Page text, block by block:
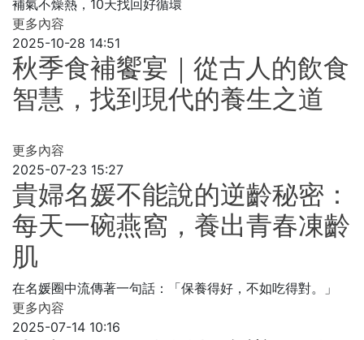
補氣不燥熱，10天找回好循環
更多內容
2025-10-28 14:51
秋季食補饗宴｜從古人的飲食
智慧，找到現代的養生之道
更多內容
2025-07-23 15:27
貴婦名媛不能說的逆齡秘密：
每天一碗燕窩，養出青春凍齡
肌
在名媛圈中流傳著一句話：「保養得好，不如吃得對。」
更多內容
2025-07-14 10:16